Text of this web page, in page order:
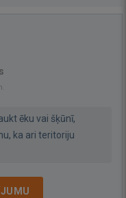
ēku vai šķūnī,
ka ari teritoriju